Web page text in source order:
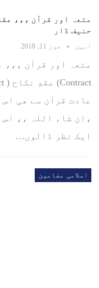
متعہ اور قرآن ،،،
حنیف ڈار
امین جون 11, 2018
عادت قرآن سے ھی
،ان شاء اللہ ،،
ایک نظر ڈالوں…
اسلامی مضامین